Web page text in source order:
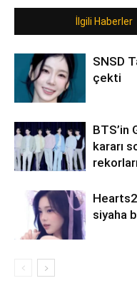
İlgili Haberler
SNSD
çekti
BTS’in
kararı
siyaha